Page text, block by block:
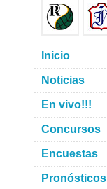
Inicio
Noticias
En vivo!!!
Concursos
Encuestas
Pronósticos